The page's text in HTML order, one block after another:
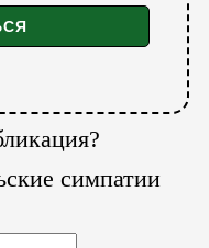
симпатии